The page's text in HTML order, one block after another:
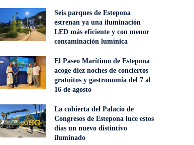
Seis parques de Estepona
estrenan ya una iluminación
LED más eficiente y con menor
contaminación lumínica
El Paseo Marítimo de Estepona
acoge diez noches de conciertos
gratuitos y gastronomía del 7 al
16 de agosto
La cubierta del Palacio de
Congresos de Estepona luce estos
días un nuevo distintivo
iluminado